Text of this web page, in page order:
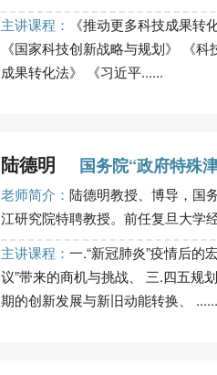
主讲课程：
《推动更多科技成果转
《国家科技创新战略与规划》 《
成果转化法》 《习近平......
陆德明 国务院“政府特殊
老师简介： 陆德明教授、博导，国
江研究院特聘教授。前任复旦大学
主讲课程： 一.“新冠肺炎”疫情后的
议”带来的商机与挑战、 三.四五规
期的创新发展与新旧动能转换、 ......